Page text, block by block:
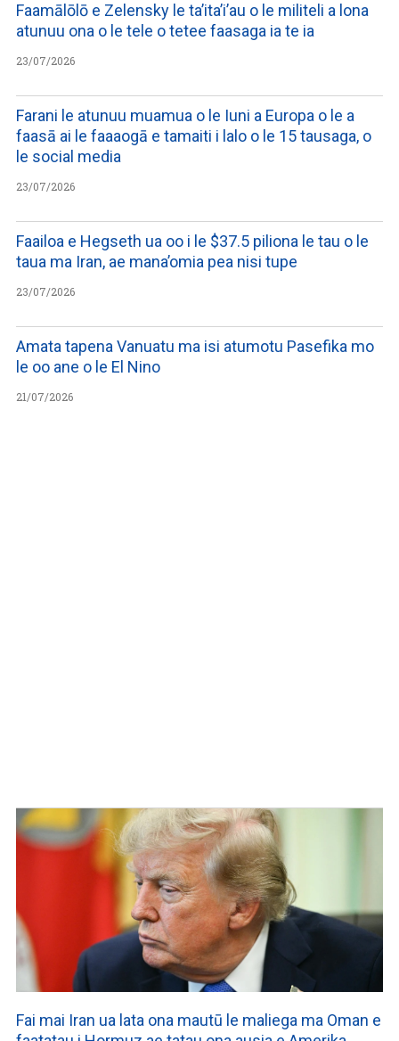
Faamālōlō e Zelensky le ta’ita’i’au o le militeli a lona
atunuu ona o le tele o tetee faasaga ia te ia
23/07/2026
Farani le atunuu muamua o le Iuni a Europa o le a
faasā ai le faaaogā e tamaiti i lalo o le 15 tausaga, o
le social media
23/07/2026
Faailoa e Hegseth ua oo i le $37.5 piliona le tau o le
taua ma Iran, ae mana’omia pea nisi tupe
23/07/2026
Amata tapena Vanuatu ma isi atumotu Pasefika mo
le oo ane o le El Nino
21/07/2026
Fai mai Iran ua lata ona mautū le maliega ma Oman e